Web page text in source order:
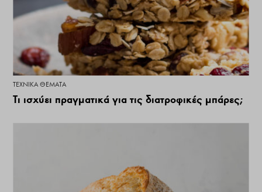
ΤΕΧΝΙΚΆ ΘΈΜΑΤΑ
Τι ισχύει πραγματικά για τις διατροφικές μπάρες;